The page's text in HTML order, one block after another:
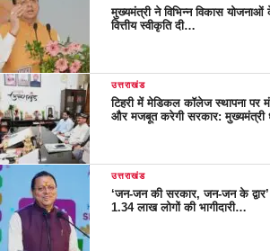
मुख्यमंत्री ने विभिन्न विकास
वित्तीय स्वीकृति दी…
उत्तराखंड
टिहरी में मेडिकल कॉलेज स्थापना पर
और मजबूत करेगी सरकार: मुख्यमंत्री
उत्तराखंड
‘जन-जन की सरकार, जन-जन के
1.34 लाख लोगों की भागीदारी…